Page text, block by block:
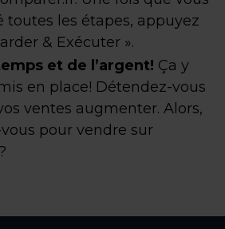
toutes les étapes, appuyez
& Exécuter ».
et de l’argent! Ça y
en place! Détendez-vous
ventes augmenter. Alors,
pour vendre sur